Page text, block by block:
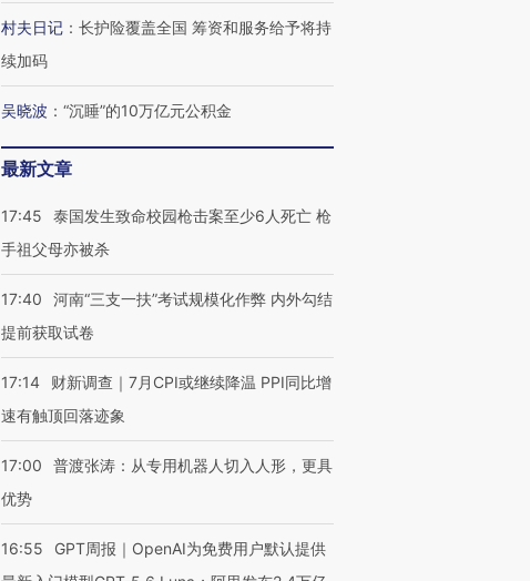
村夫日记 ： 长护险覆盖全国 筹资和服务给予将持
续加码
吴晓波 ： “沉睡”的10万亿元公积金
最新文章
17:45
泰国发生致命校园枪击案至少6人死亡 枪
手祖父母亦被杀
17:40
河南“三支一扶”考试规模化作弊 内外勾结
提前获取试卷
17:14
财新调查｜7月CPI或继续降温 PPI同比增
速有触顶回落迹象
17:00
普渡张涛：从专用机器人切入人形，更具
优势
16:55
GPT周报｜OpenAI为免费用户默认提供